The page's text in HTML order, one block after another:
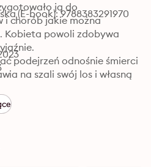
ją do
chorób jakie można
Kobieta powoli zdobywa
podejrzeń odnośnie śmierci
na szali swój los i własną
nas do fascynującego
pielęgniarstwa, realia XIX-
oraz empatyczne
(E-book): 9788383291970